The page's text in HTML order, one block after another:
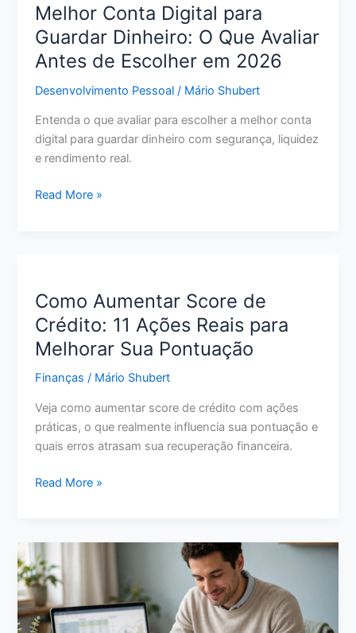
Crédito:
Passo
a
para
Pagar
Menos
e
do
Melhor Conta Digital para
Guardar Dinheiro: O Que Avaliar
Antes de Escolher em 2026
Desenvolvimento Pessoal / Mário Shubert
Entenda o que avaliar para escolher a melhor conta
digital para guardar dinheiro com segurança, liquidez
e rendimento real.
Melhor
O
Que
Avaliar
de
Escolher
em
2026
Read More »
Como Aumentar Score de
Crédito: 11 Ações Reais para
Melhorar Sua Pontuação
Finanças / Mário Shubert
Veja como aumentar score de crédito com ações
práticas, o que realmente influencia sua pontuação e
quais erros atrasam sua recuperação financeira.
Como
de
Crédito:
11
Ações
Reais
Read More »